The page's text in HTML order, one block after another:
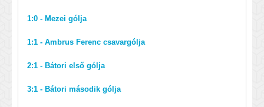
1:0 - Mezei gólja
1:1 - Ambrus Ferenc csavargólja
2:1 - Bátori első gólja
3:1 - Bátori második gólja